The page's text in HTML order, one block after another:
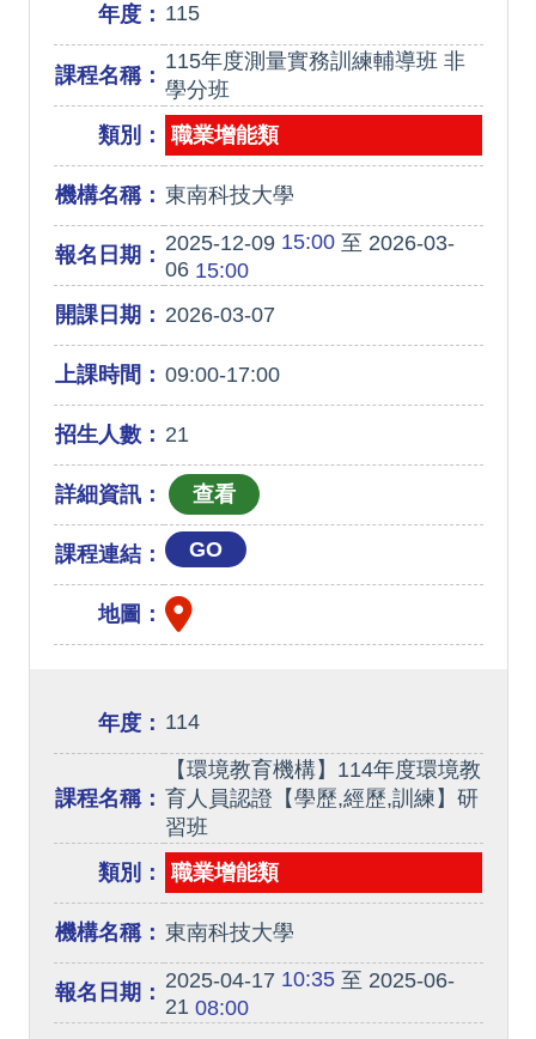
年度： 115
課程名稱：
115年度測量實務訓練輔導班 非
學分班
類別：
職業增能類
機構名稱： 東南科技大學
報名日期： 2025-12-0915:00至 2026-03-
0615:00
開課日期： 2026-03-07
上課時間： 09:00-17:00
招生人數： 21
詳細資訊：
課程連結： GO
地圖：
年度： 114
課程名稱：
【環境教育機構】114年度環境教
育人員認證【學歷,經歷,訓練】研
習班
類別：
職業增能類
機構名稱： 東南科技大學
報名日期： 2025-04-17 10:35至 2025-06-
2108:00